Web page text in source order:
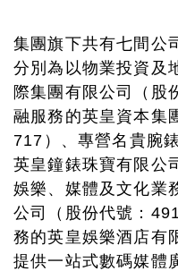
集團旗下共有七間公
分別為以物業投資及
際集團有限公司（股
融服務的英皇資本集
717）、專營名貴腕
英皇鐘錶珠寶有限公
娛樂、媒體及文化業
公司（股份代號：
務的英皇娛樂酒店有
提供一站式數碼媒體